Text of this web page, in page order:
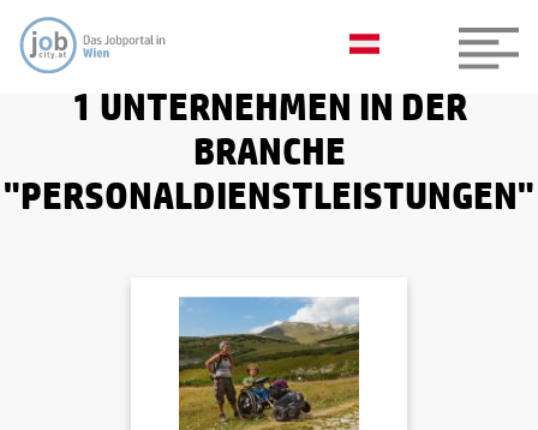
1 UNTERNEHMEN IN DER
BRANCHE
"PERSONALDIENSTLEISTUNGEN"